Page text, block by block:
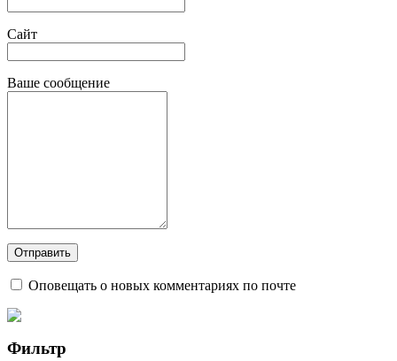
Сайт
Ваше сообщение
Оповещать о новых комментариях по почте
Фильтр